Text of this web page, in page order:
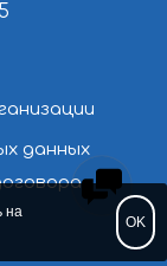
данных
на
OK